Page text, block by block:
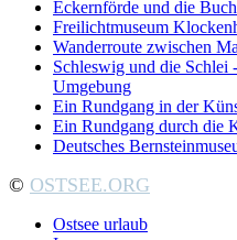
Eckernförde und die
Freilichtmuseum
Wanderroute zwischen
Schleswig und die Schlei
Umgebung
Ein Rundgang in der
Ein Rundgang durch die
Deutsches
© OSTSEE.ORG
Ostsee urlaub